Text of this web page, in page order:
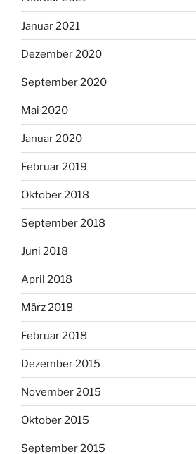
Januar 2021
Dezember 2020
September 2020
Mai 2020
Januar 2020
Februar 2019
Oktober 2018
September 2018
Juni 2018
April 2018
März 2018
Februar 2018
Dezember 2015
November 2015
Oktober 2015
September 2015